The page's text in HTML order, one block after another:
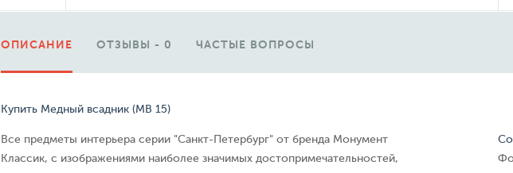
ОПИСАНИЕ ОТЗЫВЫ - 0 ЧАСТЫЕ ВОПРОСЫ
Купить Медный всадник (МВ 15)
Все предметы интерьера серии "Санкт-Петербург" от бренда Монумент
Классик, с изображениями наиболее значимых достопримечательностей,